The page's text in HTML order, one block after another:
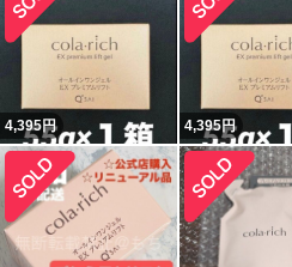
4,395円 4,395円